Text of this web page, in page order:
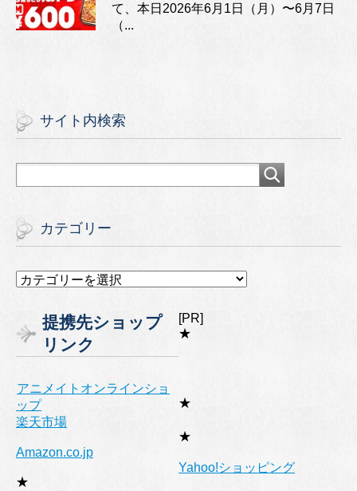
て、本日2026年6月1日（月）〜6月7日
（...
サイト内検索
カテゴリー
カ
リ
ー
提携先ショップ
リンク
[PR]
★
アニメイトオンラインショ
ップ
★
楽天市場
★
Amazon.co.jp
★
Yahoo!ショッピング